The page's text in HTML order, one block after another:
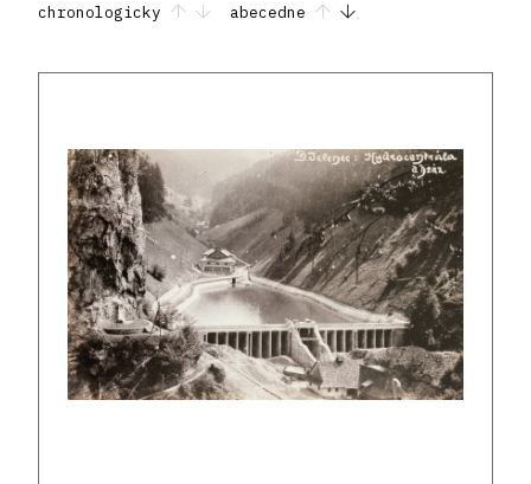
chronologicky
abecedne